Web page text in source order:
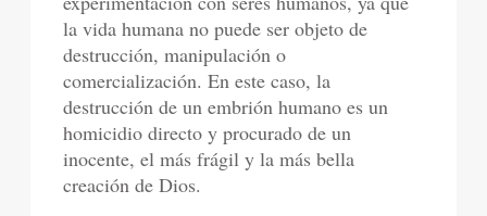
la vida humana no puede ser objeto de
destrucción, manipulación o
comercialización. En este caso, la
destrucción de un embrión humano es un
homicidio directo y procurado de un
inocente, el más frágil y la más bella
creación de Dios.